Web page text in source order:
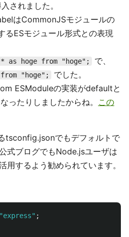
されました。
はCommonJSモジュールの
るESモジュール形式との表現
as hoge from "hoge";
で、
"hoge";
でした。
ESModuleの実装がdefaultと
ったりしましたからね。 この
tsconfig.jsonでもデフォルトで
式ブログでもNode.jsユーザは
用するよう勧められています。
"express" ;